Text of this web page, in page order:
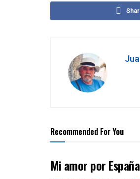
Recommended For You
Mi amor por España